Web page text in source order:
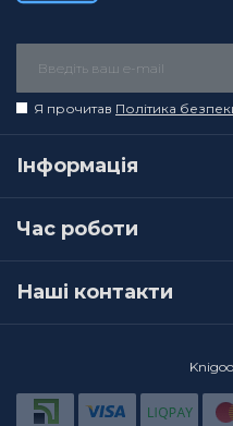
Я прочитав Політика
Інформація
Час роботи
Наші контакти